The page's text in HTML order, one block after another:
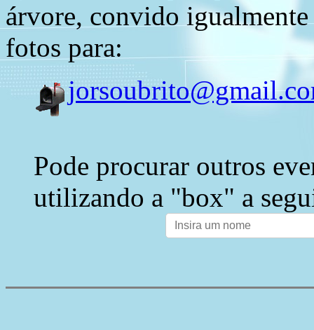
árvore, convido
fotos para:
Pode procurar outros
utilizando a "box" a